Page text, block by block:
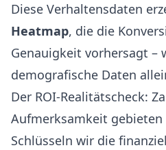
Diese Verhaltensdaten
Heatmap, die die
Genauigkeit vorhersagt –
demografische Daten
Der ROI-Realitätscheck:
Aufmerksamkeit gebieten
Schlüsseln wir die